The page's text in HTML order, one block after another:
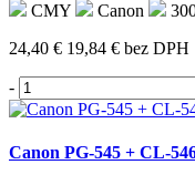
CMY Canon
24,40 € 19,84 € bez DPH
-
Canon PG-545 + CL-